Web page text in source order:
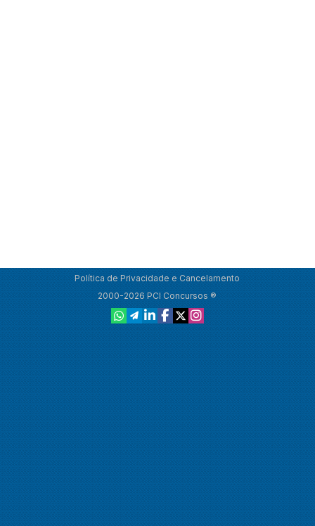
Política de Privacidade e Cancelamento
2000-2026 PCI Concursos ®